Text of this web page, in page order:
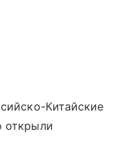
Китайские
открыли